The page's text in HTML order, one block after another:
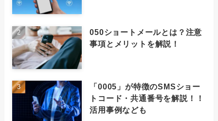
050ショートメールとは？注意
事項とメリットを解説！
「0005」が特徴のSMSショー
トコード・共通番号を解説！！
活用事例なども